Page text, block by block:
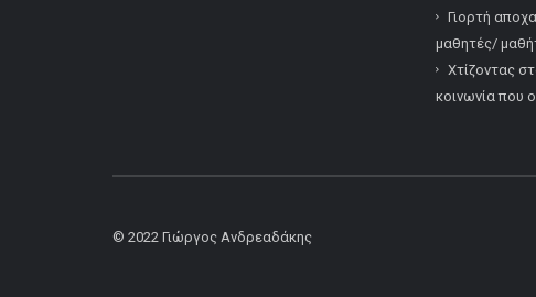
Γιορτή
μαθητές/
Χτίζοντας
κοινωνία που
© 2022 Γιώργος Ανδρεαδάκης